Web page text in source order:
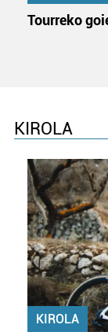
Tourreko
KIROLA
KIROLA